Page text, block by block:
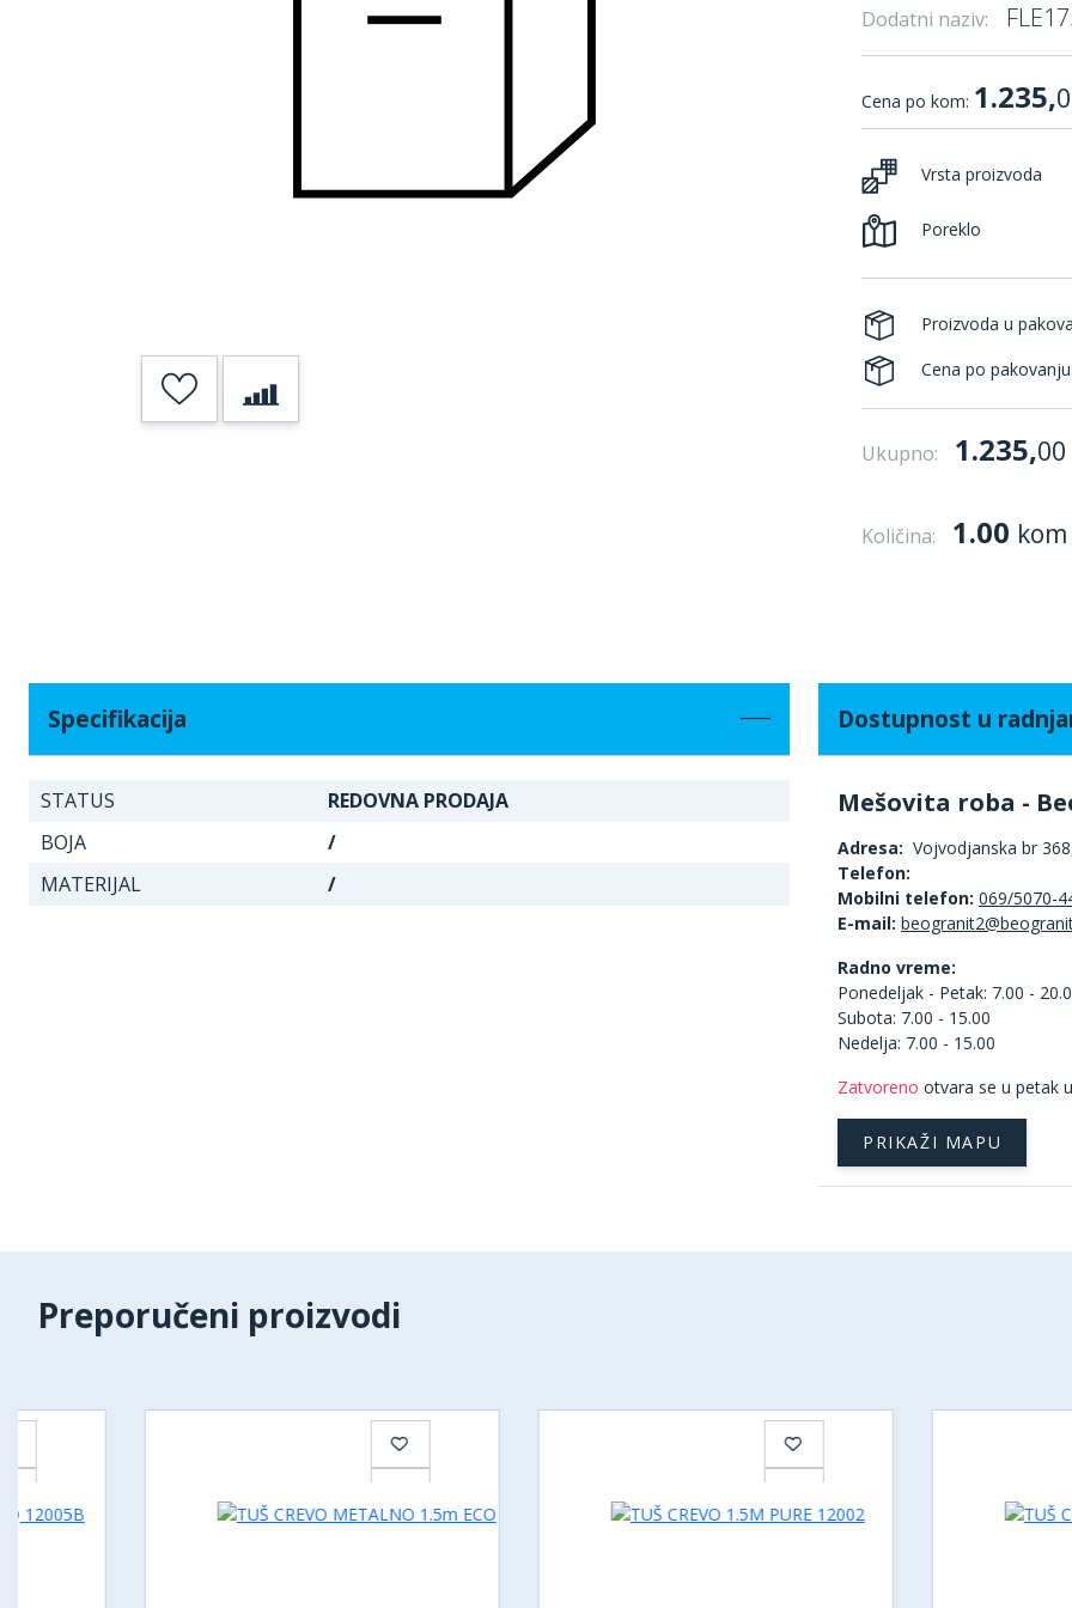
Dodatni naziv:
Cena po kom: 1.235,
Vrsta proizvoda
Poreklo
Proizvoda u
Cena po
Ukupno: 1.235,00
Količina: 1.00 kom
Specifikacija
STATUS
REDOVNA PRODAJA
BOJA
/
MATERIJAL
/
Dostupnost u
Mešovita roba -
Adresa: Vojvodjanska br
Telefon:
Mobilni telefon: 069/5070-
E-mail:
Radno vreme:
Ponedeljak - Petak: 7.00 -
Subota: 7.00 - 15.00
Nedelja: 7.00 - 15.00
Zatvoreno otvara se u petak
PRIKAŽI MAPU
Preporučeni proizvodi